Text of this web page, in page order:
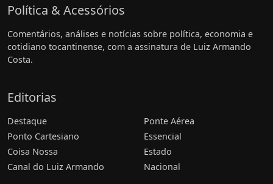
Política & Acessórios
Comentários, análises e notícias sobre política, economia e
cotidiano tocantinense, com a assinatura de Luiz Armando
Costa.
Editorias
Destaque
Ponto Cartesiano
Coisa Nossa
Canal do Luiz Armando
Ponte Aérea
Essencial
Estado
Nacional